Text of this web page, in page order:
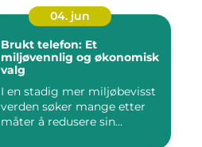
04. jun
Brukt telefon: Et
miljøvennlig og økonomisk
valg
I en stadig mer miljøbevisst
verden søker mange etter
måter å redusere sin...